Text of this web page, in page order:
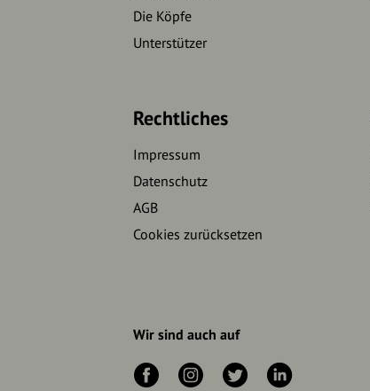
Die Köpfe
Unterstützer
Rechtliches
Impressum
Datenschutz
AGB
Cookies zurücksetzen
Wir sind auch auf